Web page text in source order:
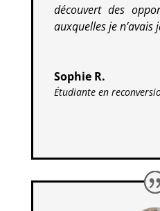
découvert des
auxquelles je n’avais
Sophie R.
Étudiante en